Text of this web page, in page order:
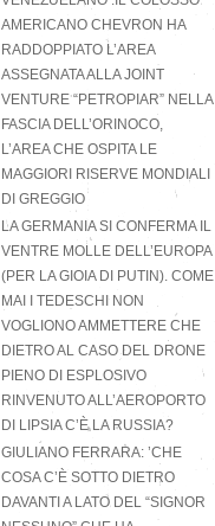
AMERICANO CHEVRON HA
RADDOPPIATO L’AREA
ASSEGNATA ALLA JOINT
VENTURE “PETROPIAR” NELLA
FASCIA DELL’ORINOCO,
L’AREA CHE OSPITA LE
MAGGIORI RISERVE MONDIALI
DI GREGGIO
LA GERMANIA SI CONFERMA IL
VENTRE MOLLE DELL’EUROPA
(PER LA GIOIA DI PUTIN). COME
MAI I TEDESCHI NON
VOGLIONO AMMETTERE CHE
DIETRO AL CASO DEL DRONE
PIENO DI ESPLOSIVO
RINVENUTO ALL’AEROPORTO
DI LIPSIA C’È LA RUSSIA?
GIULIANO FERRARA: ’CHE
COSA C’È SOTTO DIETRO
DAVANTI A LATO DEL “SIGNOR